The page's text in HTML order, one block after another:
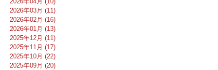
2026年03月 (11)
2026年02月 (16)
2026年01月 (13)
2025年12月 (11)
2025年11月 (17)
2025年10月 (22)
2025年09月 (20)